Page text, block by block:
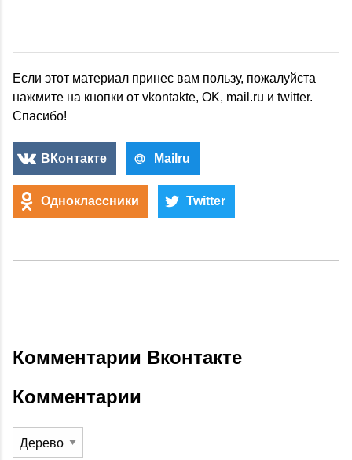
Если этот материал принес вам пользу, пожалуйста
нажмите на кнопки от vkontakte, OK, mail.ru и twitter.
Спасибо!
ВКонтакте Mailru
Одноклассники Twitter
Комментарии Вконтакте
Комментарии